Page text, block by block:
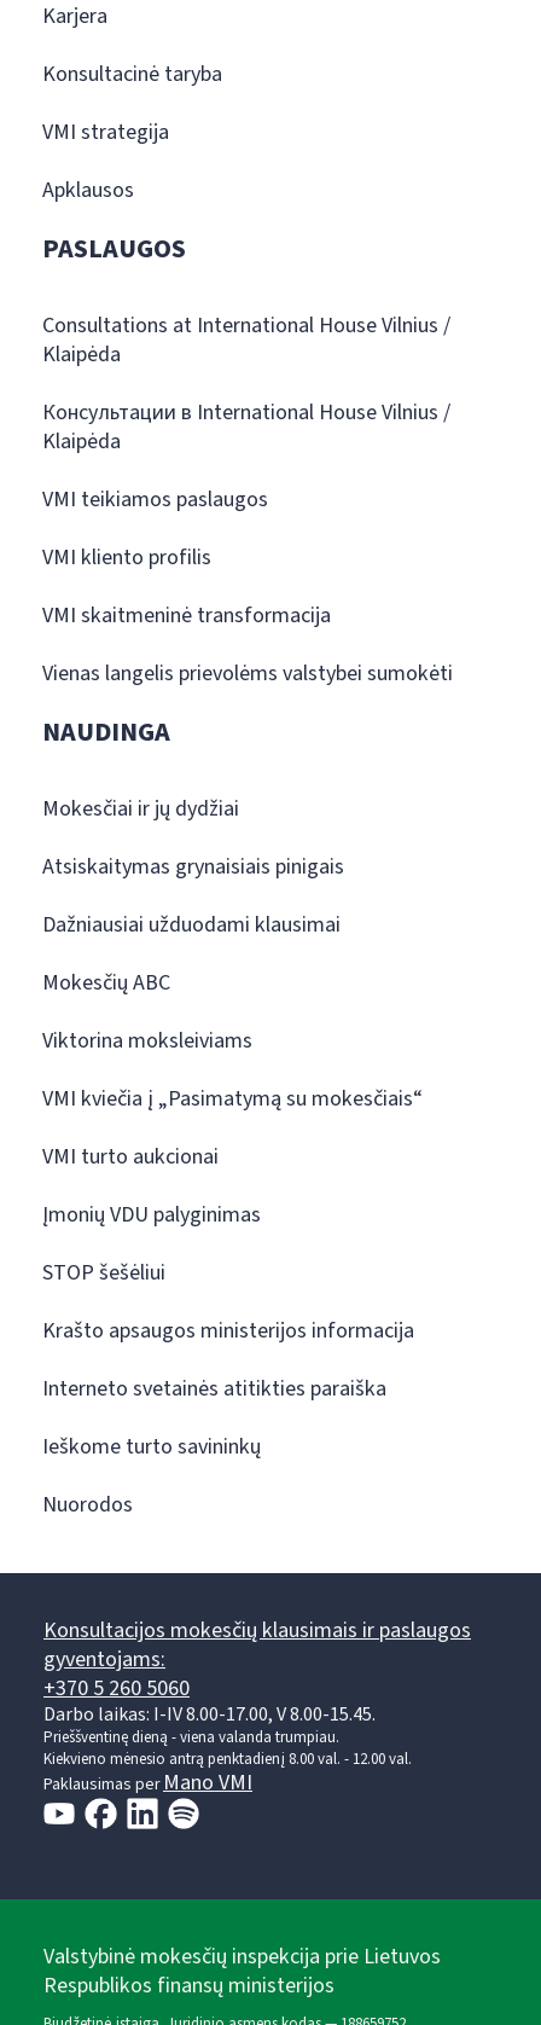
Karjera
Konsultacinė taryba
VMI strategija
Apklausos
PASLAUGOS
Consultations at International House Vilnius /
Klaipėda
Консультации в International House Vilnius /
Klaipėda
VMI teikiamos paslaugos
VMI kliento profilis
VMI skaitmeninė transformacija
Vienas langelis prievolėms valstybei sumokėti
NAUDINGA
Mokesčiai ir jų dydžiai
Atsiskaitymas grynaisiais pinigais
Dažniausiai užduodami klausimai
Mokesčių ABC
Viktorina moksleiviams
VMI kviečia į „Pasimatymą su mokesčiais“
VMI turto aukcionai
Įmonių VDU palyginimas
STOP šešėliui
Krašto apsaugos ministerijos informacija
Interneto svetainės atitikties paraiška
Ieškome turto savininkų
Nuorodos
Konsultacijos mokesčių klausimais ir paslaugos
gyventojams:
+370 5 260 5060
Darbo laikas: I-IV 8.00-17.00, V 8.00-15.45.
Prieššventinę dieną - viena valanda trumpiau.
Kiekvieno mėnesio antrą penktadienį 8.00 val. - 12.00 val.
Paklausimas perMano VMI
Valstybinė mokesčių inspekcija prie Lietuvos
Respublikos finansų ministerijos